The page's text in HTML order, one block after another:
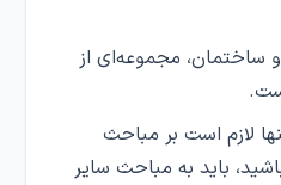
ساختمان، مجموعه‌ای از
لازم است بر مباحث
باید به مباحث سایر